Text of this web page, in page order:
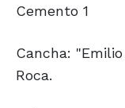
Cemento 1
Cancha:
Roca.